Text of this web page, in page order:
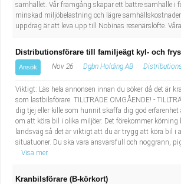
samhället. Vår framgång skapar ett bättre samhälle i
minskad miljöbelastning och lägre
uppdrag är att leva upp till Nobinas resenärslöfte. Våra
Distributionsförare till familjeägt kyl- och
Ansök Nov 26 Dgbn Holding AB
Viktigt: Läs hela annonsen innan du söker då det är
som lastbilsförare. TILLTRÄDE OMGÅENDE! -
dig tjej eller kille som hunnit skaffa dig god
om att köra bil i olika miljöer. Det förekommer körning
landsväg så det är viktigt att du är trygg att köra bil i
situatuoner. Du ska vara ansvarsfull och noggrann,
Visa mer
Kranbilsförare (B-körkort)